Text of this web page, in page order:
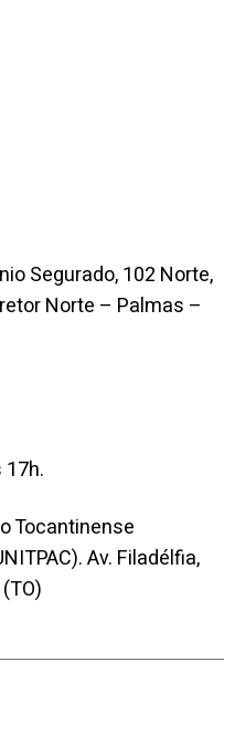
Segurado, 102 Norte,
Norte – Palmas –
17h.
Tocantinense
Av. Filadélfia,